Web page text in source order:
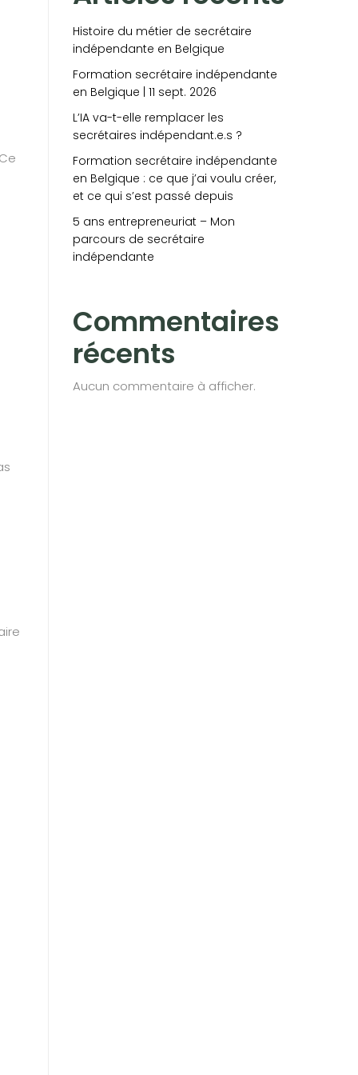
Histoire du métier de secrétaire
indépendante en Belgique
Formation secrétaire indépendante
en Belgique | 11 sept. 2026
L’IA va-t-elle remplacer les
secrétaires indépendant.e.s ?
Formation secrétaire indépendante
en Belgique : ce que j’ai voulu créer,
et ce qui s’est passé depuis
5 ans entrepreneuriat – Mon
parcours de secrétaire
indépendante
Commentaires
récents
Aucun commentaire à afficher.